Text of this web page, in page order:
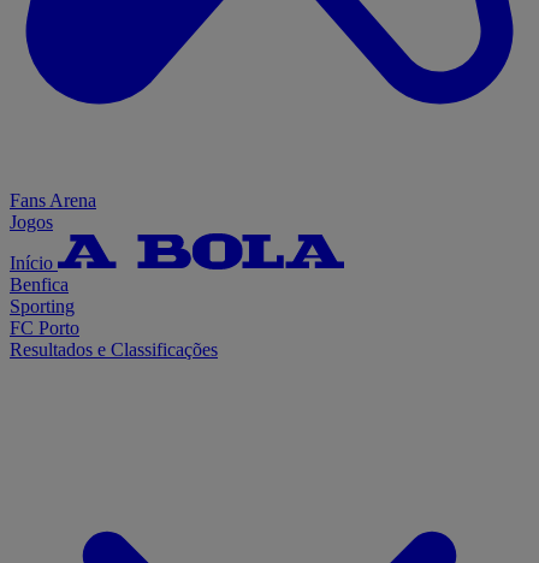
Fans Arena
Jogos
Início
Benfica
Sporting
FC Porto
Resultados e Classificações